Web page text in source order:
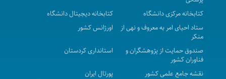
چهارمین گردهمایی بین المللی و هشتمین سمینار ایدز
8 الی 10 آذر ماه 1402 با امتیاز بازآموزی
واکاوی پدیده خودسوزی زنان در غرب کشور
هفتمین کنفرانس بین‌المللی مدیریت، گردشگری و
کتابخانه مرکزی دانشگاه
کتابخانه دیجیتال دانشگاه
ستاد احیای امر به معروف و نهی از
منکر
اورژانس کشور
صندوق حمایت از پژوهشگران و
فناوران کشور
استانداری کردستان
نقشه جامع علمی کشور
پورتال ایران